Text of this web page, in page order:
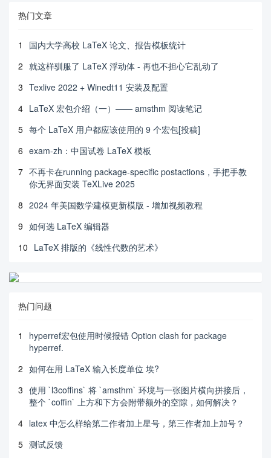
热门文章
1
国内大学高校 LaTeX 论文、报告模板统计
2 就这样驯服了 LaTeX 浮动体 - 再也不担心它乱动了
3 Texlive 2022 + Winedt11 安装及配置
4 LaTeX 宏包介绍（一）—— amsthm 阅读笔记
5 每个 LaTeX 用户都应该使用的 9 个宏包[投稿]
6 exam-zh：中国试卷 LaTeX 模板
7 不再卡在running package-specific postactions，手把手教
你无界面安装 TeXLive 2025
8 2024 年美国数学建模更新模版 - 增加视频教程
9 如何选 LaTeX 编辑器
10 LaTeX 排版的《线性代数的艺术》
热门问题
1
hyperref宏包使用时候报错 Option clash for package
hyperref.
2 如何在用 LaTeX 输入长度单位 埃?
3 使用 `l3coffins` 将 `amsthm` 环境与一张图片横向拼接后，
整个 `coffin` 上方和下方会附带额外的空隙，如何解决？
4 latex 中怎么样给第二作者加上星号，第三作者加上加号？
5 测试反馈